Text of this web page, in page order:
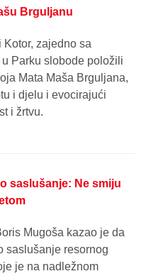
Brguljanu
Kotor, zajedno sa
Parku slobode položili
Mata Maša Brguljana,
i djelu i evocirajući
i žrtvu.
saslušanje: Ne smiju
Mugoša kazao je da
saslušanje resornog
je na nadležnom